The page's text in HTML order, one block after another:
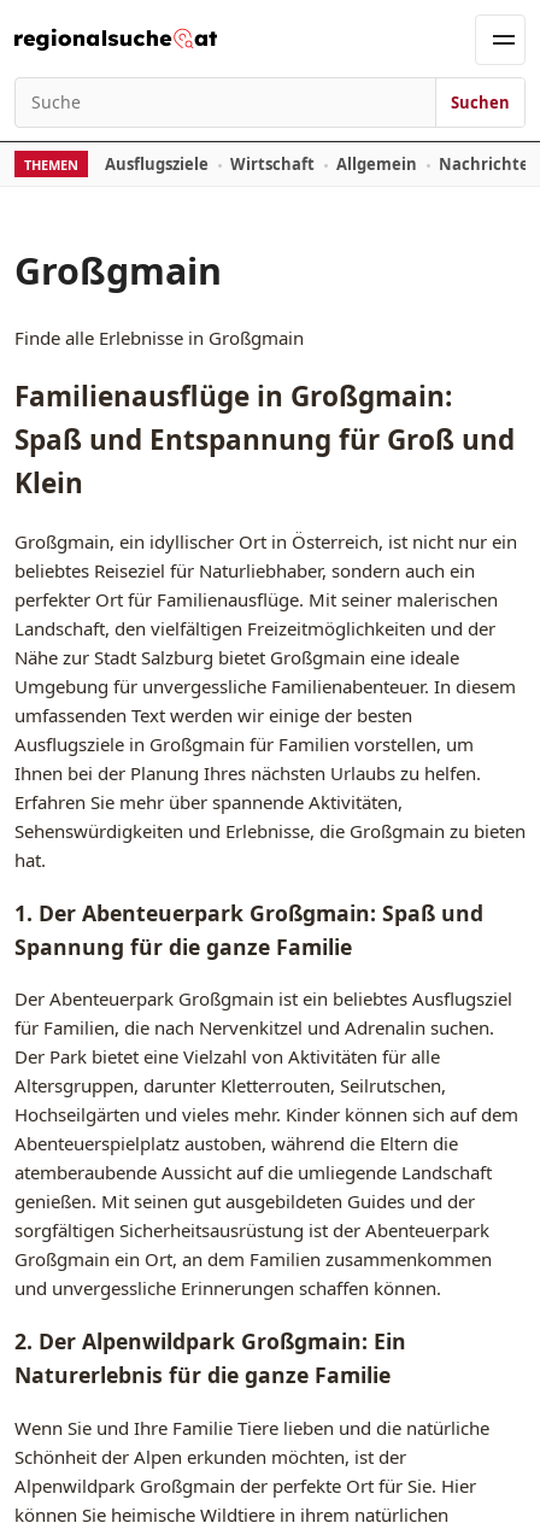
Suchen nach:
Suchen
THEMEN Ausflugsziele Wirtschaft Allgemein
Großgmain
Finde alle Erlebnisse in Großgmain
Familienausflüge in Großgmain:
Spaß und Entspannung für Groß und
Klein
Großgmain, ein idyllischer Ort in Österreich, ist nicht nur ein
beliebtes Reiseziel für Naturliebhaber, sondern auch ein
perfekter Ort für Familienausflüge. Mit seiner malerischen
Landschaft, den vielfältigen Freizeitmöglichkeiten und der
Nähe zur Stadt Salzburg bietet Großgmain eine ideale
Umgebung für unvergessliche Familienabenteuer. In diesem
umfassenden Text werden wir einige der besten
Ausflugsziele in Großgmain für Familien vorstellen, um
Ihnen bei der Planung Ihres nächsten Urlaubs zu helfen.
Erfahren Sie mehr über spannende Aktivitäten,
Sehenswürdigkeiten und Erlebnisse, die Großgmain zu bieten
hat.
1. Der Abenteuerpark Großgmain: Spaß und
Spannung für die ganze Familie
Der Abenteuerpark Großgmain ist ein beliebtes Ausflugsziel
für Familien, die nach Nervenkitzel und Adrenalin suchen.
Der Park bietet eine Vielzahl von Aktivitäten für alle
Altersgruppen, darunter Kletterrouten, Seilrutschen,
Hochseilgärten und vieles mehr. Kinder können sich auf dem
Abenteuerspielplatz austoben, während die Eltern die
atemberaubende Aussicht auf die umliegende Landschaft
genießen. Mit seinen gut ausgebildeten Guides und der
sorgfältigen Sicherheitsausrüstung ist der Abenteuerpark
Großgmain ein Ort, an dem Familien zusammenkommen
und unvergessliche Erinnerungen schaffen können.
2. Der Alpenwildpark Großgmain: Ein
Naturerlebnis für die ganze Familie
Wenn Sie und Ihre Familie Tiere lieben und die natürliche
Schönheit der Alpen erkunden möchten, ist der
Alpenwildpark Großgmain der perfekte Ort für Sie. Hier
können Sie heimische Wildtiere in ihrem natürlichen